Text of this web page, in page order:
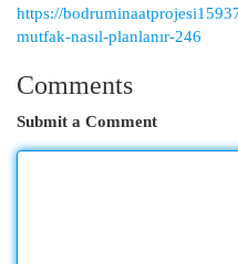
https://
mutfak-nasıl-planlanır-246
Comments
Submit a Comment